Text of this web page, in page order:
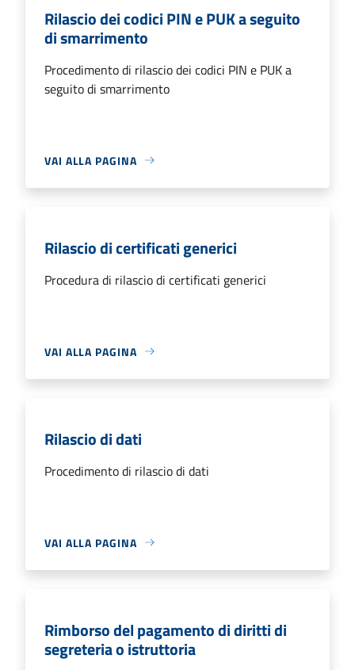
Rilascio dei codici PIN e PUK a seguito
di smarrimento
Procedimento di rilascio dei codici PIN e PUK a
seguito di smarrimento
VAI ALLA PAGINA
Rilascio di certificati generici
Procedura di rilascio di certificati generici
VAI ALLA PAGINA
Rilascio di dati
Procedimento di rilascio di dati
VAI ALLA PAGINA
Rimborso del pagamento di diritti di
segreteria o istruttoria